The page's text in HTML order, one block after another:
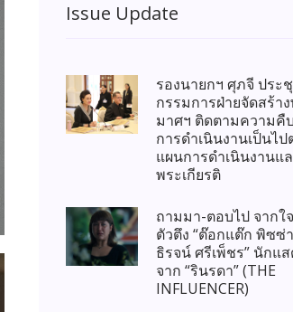
Issue Update
รองนายกฯ ศุภจี ประ
กรรมการฝ่ายจัดสร้าง
มาศฯ ติดตามความคื
การดำเนินงานเป็นไป
แผนการดำเนินงานแ
พระเกียรติ
ถามมา-ตอบไป จากใ
ตัวตึง “ต๊อกแต๊ก พิซซ่
ธิรจน์ ศรีเพ็ชร” นักแส
จาก “รินรดา” (THE
INFLUENCER)